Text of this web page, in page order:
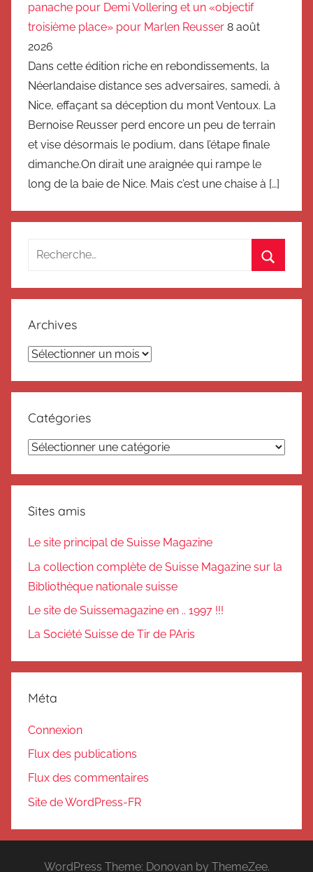
panache pour Demi Vollering et un «objectif
troisième place» pour Marlen Reusser 8 août
2026
Dans cette édition riche en rebondissements, la
Néerlandaise distance ses adversaires, samedi, à
Nice, effaçant sa déception du mont Ventoux. La
Bernoise Reusser perd encore un peu de terrain
et vise désormais le podium, dans l’étape finale
dimanche.On dirait une araignée qui rampe le
long de la baie de Nice. Mais c’est une chaise à […]
Recherche
:
Archives
Archives
Catégories
Catégories
Sites amis
Le site principal de Suisse Magazine
La collection complète de Suisse Magazine sur la
Bibliothèque nationale suisse
Le site de Suissemagazine en .. 1997 !!!
La Société Suisse de Tir de PAris
Méta
Connexion
Flux des publications
Flux des commentaires
Site de WordPress-FR
WordPress Theme: Donovan by ThemeZee.